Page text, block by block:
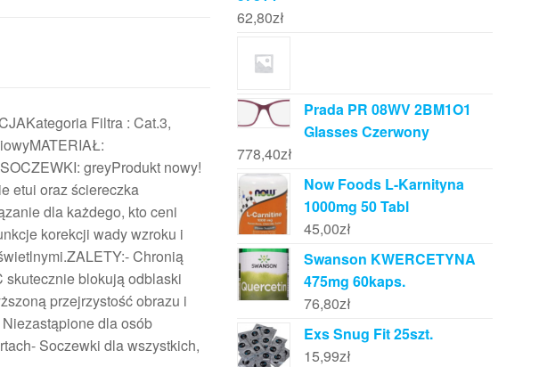
Filtra : Cat.3,
greyProdukt nowy!
etui oraz ściereczka
dla każdego, kto ceni
korekcji wady wzroku i
Chronią
skutecznie blokują odblaski
przejrzystość obrazu i
dla osób
Soczewki dla wszystkich,
62,80zł
Prada PR 08WV 2BM1O1
Glasses Czerwony
778,40zł
Now Foods L-Karnityna
1000mg 50 Tabl
45,00zł
Swanson KWERCETYNA
475mg 60kaps.
76,80zł
Exs Snug Fit 25szt.
15,99zł